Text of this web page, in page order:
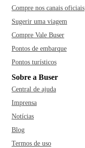
Compre nos canais oficiais
Sugerir uma viagem
Compre Vale Buser
Pontos de embarque
Pontos turísticos
Sobre a Buser
Central de ajuda
Imprensa
Notícias
Blog
Termos de uso